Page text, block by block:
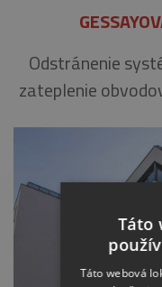
Odstránenie
zateplenie
Táto
Táto webová